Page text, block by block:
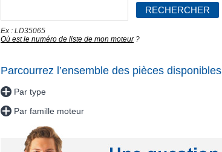
Ex : LD35065
Où est le numéro de liste de mon moteur?
Parcourrez l’ensemble des pièces disponibles
Par type
Par famille moteur